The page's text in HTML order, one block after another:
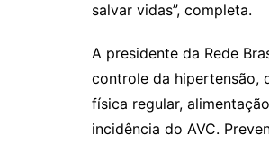
salvar vidas”, completa.
A presidente da Rede
controle da hipertensão,
física regular,
incidência do AVC.